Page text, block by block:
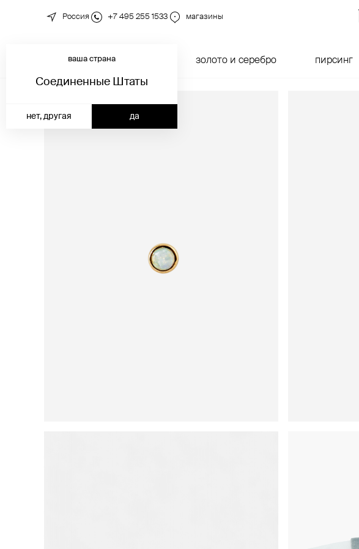
Россия +7 495 255 1533 магазины
новинки золото и серебро пирсинг
ваша страна
Соединенные Штаты
да
нет, другая